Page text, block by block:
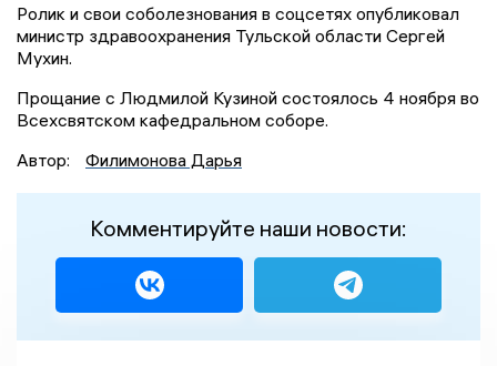
Ролик и свои соболезнования в соцсетях опубликовал
министр здравоохранения Тульской области Сергей
Мухин.
Прощание с Людмилой Кузиной состоялось 4 ноября во
Всехсвятском кафедральном соборе.
Автор:
Филимонова Дарья
Комментируйте наши новости: